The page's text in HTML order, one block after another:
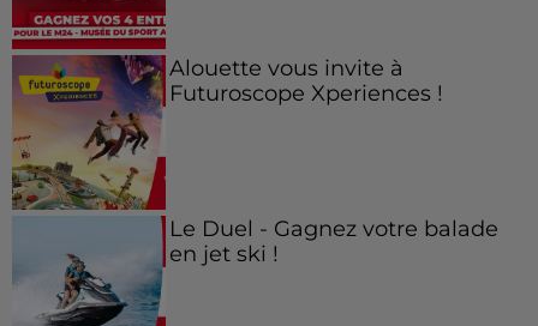
Alouette vous invite à
Futuroscope Xperiences !
Le Duel - Gagnez votre balade
en jet ski !